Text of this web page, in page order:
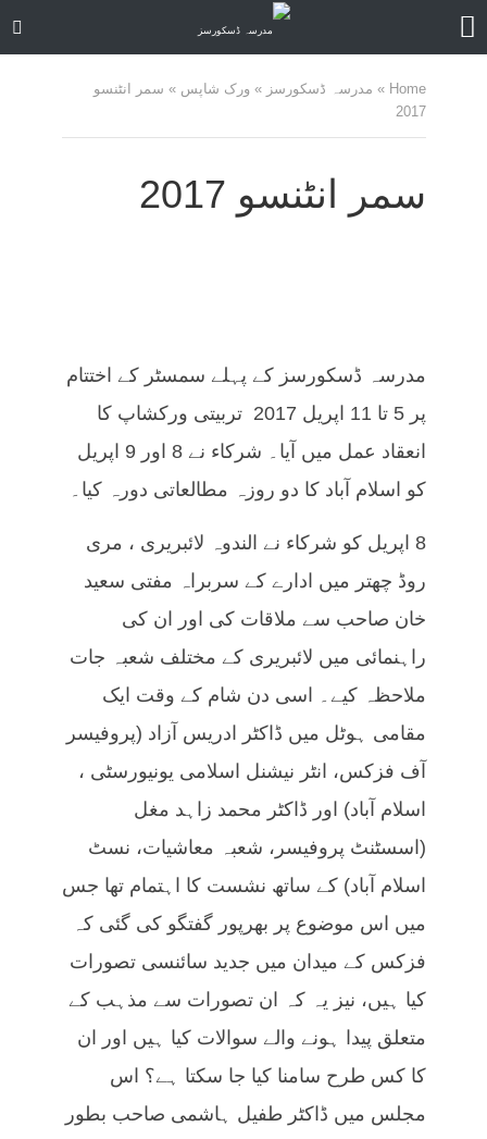
Home
» مدرسہ ڈسکورسز »ورک شاپس » سمر انٹنسو
2017
سمر انٹنسو 2017
مدرسہ ڈسکورسز کے پہلے سمسٹر کے اختتام
پر 5 تا 11 اپریل 2017 تربیتی ورکشاپ کا
انعقاد عمل میں آیا۔ شرکاء نے 8 اور 9 اپریل
کو اسلام آباد کا دو روزہ مطالعاتی دورہ کیا۔
8 اپریل کو شرکاء نے الندوہ لائبریری ، مری
روڈ چھتر میں ادارے کے سربراہ مفتی سعید
خان صاحب سے ملاقات کی اور ان کی
راہنمائی میں لائبریری کے مختلف شعبہ جات
ملاحظہ کیے۔ اسی دن شام کے وقت ایک
مقامی ہوٹل میں ڈاکٹر ادریس آزاد (پروفیسر
آف فزکس، انٹر نیشنل اسلامی یونیورسٹی ،
اسلام آباد) اور ڈاکٹر محمد زاہد مغل
(اسسٹنٹ پروفیسر، شعبہ معاشیات، نسٹ
اسلام آباد) کے ساتھ نشست کا اہتمام تھا جس
میں اس موضوع پر بھرپور گفتگو کی گئی کہ
فزکس کے میدان میں جدید سائنسی تصورات
کیا ہیں، نیز یہ کہ ان تصورات سے مذہب کے
متعلق پیدا ہونے والے سوالات کیا ہیں اور ان
کا کس طرح سامنا کیا جا سکتا ہے؟ اس
مجلس میں ڈاکٹر طفیل ہاشمی صاحب بطور